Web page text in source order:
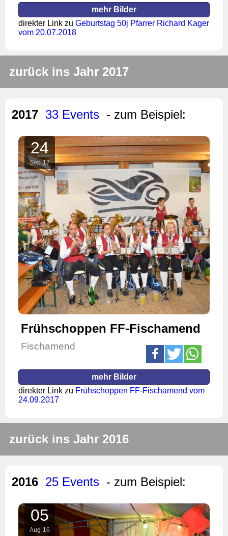
mehr Bilder
direkter Link zu Geburtstag 50j Pfarrer Richard Kager
vom 20.07.2018
zurück ins Jahr 2017
2017 33 Events - zum Beispiel:
24
Sep 17
Frühschoppen FF-Fischamend
Fischamend
mehr Bilder
direkter Link zu Frühschoppen FF-Fischamend vom
24.09.2017
zurück ins Jahr 2016
2016 25 Events - zum Beispiel:
05
Aug 16